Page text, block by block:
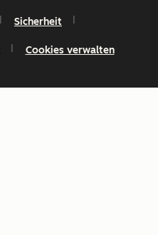
Sicherheit
Cookies verwalten